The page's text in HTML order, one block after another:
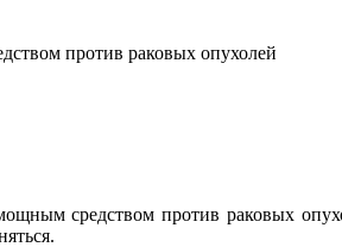
против раковых опухолей
средством против раковых